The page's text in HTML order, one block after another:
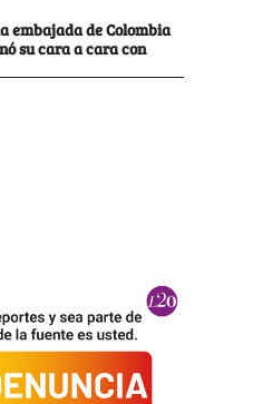
embajada de Colombia
su cara a cara con